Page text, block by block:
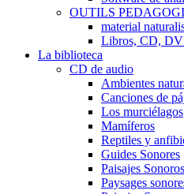
OUTILS
material
Libros, CD,
La biblioteca
CD de audio
Ambientes
Canciones de
Los murciélagos
Mamíferos
Reptiles y
Guides Sonores
Paisajes
Paysages